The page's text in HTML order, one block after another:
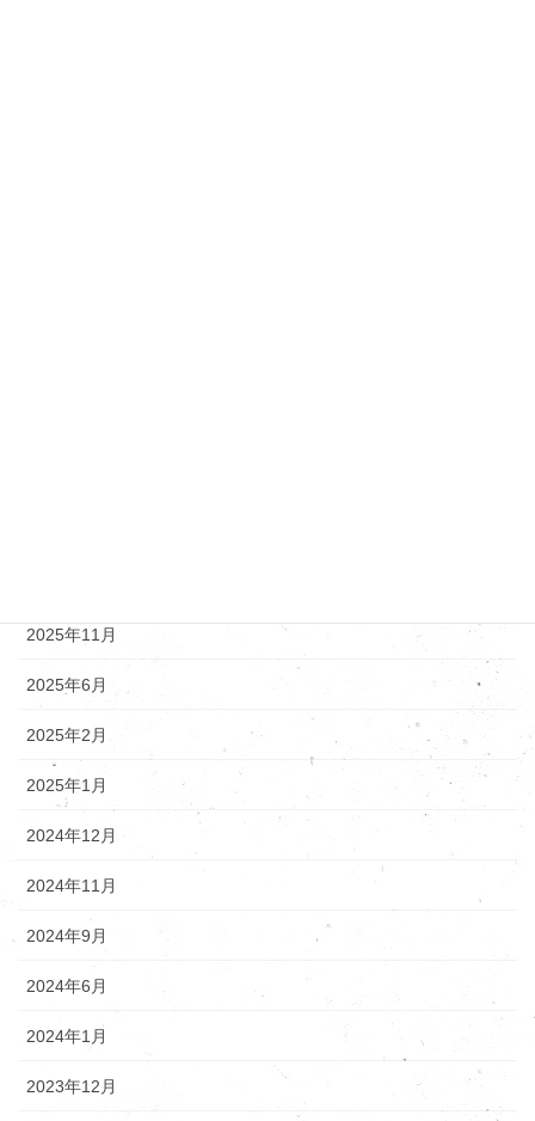
2025年11月
2025年6月
2025年2月
2025年1月
2024年12月
2024年11月
2024年9月
2024年6月
2024年1月
2023年12月